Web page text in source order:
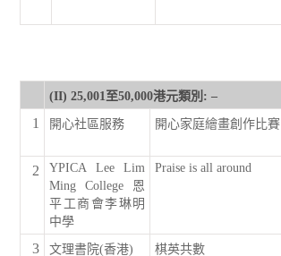
(II) 25,001至50,000港元類別: –
1 開心社區服務 開心家庭繪畫創作比賽
2
YPICA Lee Lim
Ming College 恩
平工商會李琳明
中學
Praise is all around
3 文理書院(香港) 棋英共數